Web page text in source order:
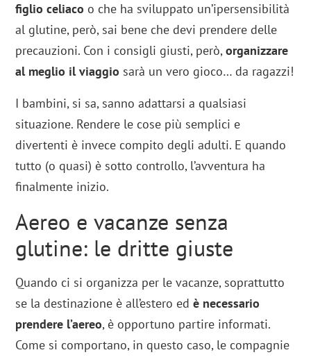
figlio celiaco o che ha sviluppato un’ipersensibilità
al glutine, però, sai bene che devi prendere delle
precauzioni. Con i consigli giusti, però,organizzare
al meglio il viaggio sarà un vero gioco… da ragazzi!
I bambini, si sa, sanno adattarsi a qualsiasi
situazione. Rendere le cose più semplici e
divertenti è invece compito degli adulti. E quando
tutto (o quasi) è sotto controllo, l’avventura ha
finalmente inizio.
Aereo e vacanze senza
glutine: le dritte giuste
Quando ci si organizza per le vacanze, soprattutto
se la destinazione è all’estero edè necessario
prendere l’aereo, è opportuno partire informati.
Come si comportano, in questo caso, le compagnie